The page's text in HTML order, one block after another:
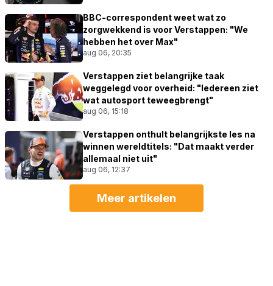
BBC-correspondent weet wat zo
zorgwekkend is voor Verstappen: "We
hebben het over Max"
aug 06, 20:35
Verstappen ziet belangrijke taak
weggelegd voor overheid: "Iedereen ziet
wat autosport teweegbrengt"
aug 06, 15:18
Verstappen onthult belangrijkste les na
winnen wereldtitels: "Dat maakt verder
allemaal niet uit"
aug 06, 12:37
Meer artikelen